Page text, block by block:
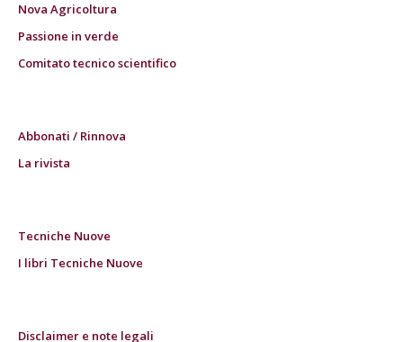
Nova Agricoltura
Passione in verde
Comitato tecnico scientifico
Abbonati / Rinnova
La rivista
Tecniche Nuove
I libri Tecniche Nuove
Disclaimer e note legali